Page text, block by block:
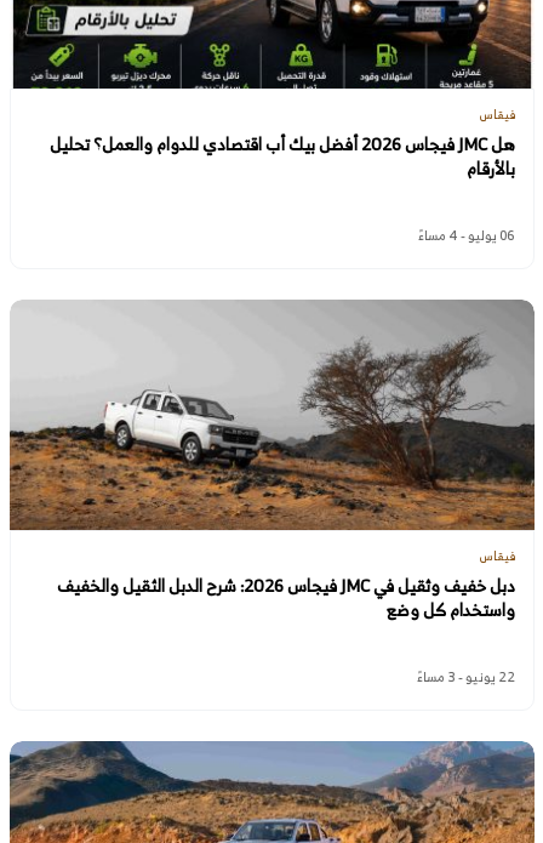
فيقاس
هل JMC فيجاس 2026 أفضل بيك أب اقتصادي للدوام والعمل؟ تحليل
بالأرقام
06 يوليو - 4 مساءً
فيقاس
دبل خفيف وثقيل في JMC فيجاس 2026: شرح الدبل الثقيل والخفيف
واستخدام كل وضع
22 يونيو - 3 مساءً